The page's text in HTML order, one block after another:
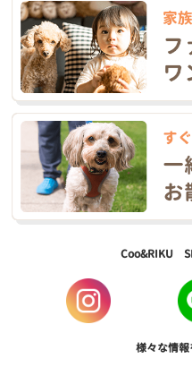
Coo&RIKU
様々な情報